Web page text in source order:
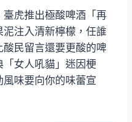
虎推出極酸啤酒「再
注入清新檸檬，任誰
民留言還要更酸的啤
女人吼貓」迷因梗
味要向你的味蕾宣